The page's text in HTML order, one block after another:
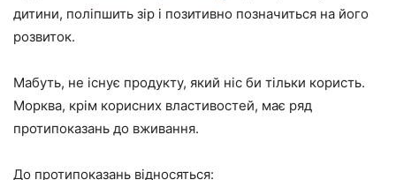
дитини, поліпшить зір і позитивно позначиться на його
розвиток.
Мабуть, не існує продукту, який ніс би тільки користь.
Морква, крім корисних властивостей, має ряд
протипоказань до вживання.
До протипоказань відносяться: